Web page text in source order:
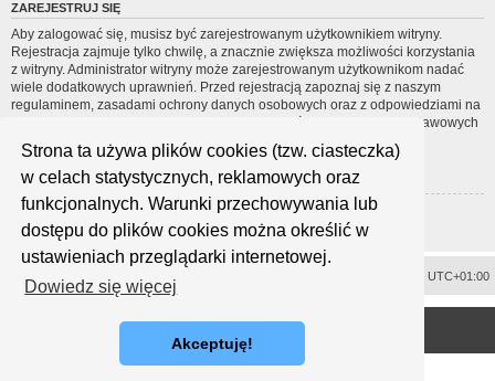
Strona ta używa plików cookies (tzw. ciasteczka)
w celach statystycznych, reklamowych oraz
funkcjonalnych. Warunki przechowywania lub
dostępu do plików cookies można określić w
ustawieniach przeglądarki internetowej.
Dowiedz się więcej
Akceptuję!
ZAREJESTRUJ SIĘ
Aby zalogować się, musisz być zarejestrowanym użytkownikiem witryny.
Rejestracja zajmuje tylko chwilę, a znacznie zwiększa możliwości korzystania
z witryny. Administrator witryny może zarejestrowanym użytkownikom nadać
wiele dodatkowych uprawnień. Przed rejestracją zapoznaj się z naszym
regulaminem, zasadami ochrony danych osobowych oraz z odpowiedziami na
często zadawane pytania (FAQ), gdzie jest wyjaśnionych wiele podstawowych
zagadnień dotyczących funkcjonowania witryny.
Regulamin| Zasady ochrony danych osobowych
Zarejestruj się
UTC+01:00
Technologię dostarczaphpBB® Forum Software © phpBB Limited
Polski pakiet językowy dostarcza phpBB.pl